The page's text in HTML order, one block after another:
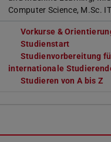
Computer Science, M.Sc.
Vorkurse &
Studienstart
Studienvorbereitung
internationale
Studieren von A bis Z